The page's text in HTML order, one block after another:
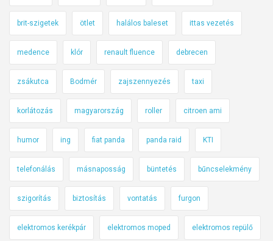
brit-szigetek ötlet halálos baleset ittas vezetés
medence klór renault fluence debrecen
zsákutca Bodmér zajszennyezés taxi
korlátozás magyarország roller citroen ami
humor ing fiat panda panda raid KTI
telefonálás másnaposság büntetés bűncselekmény
szigorítás biztosítás vontatás furgon
elektromos kerékpár elektromos moped elektromos repülő